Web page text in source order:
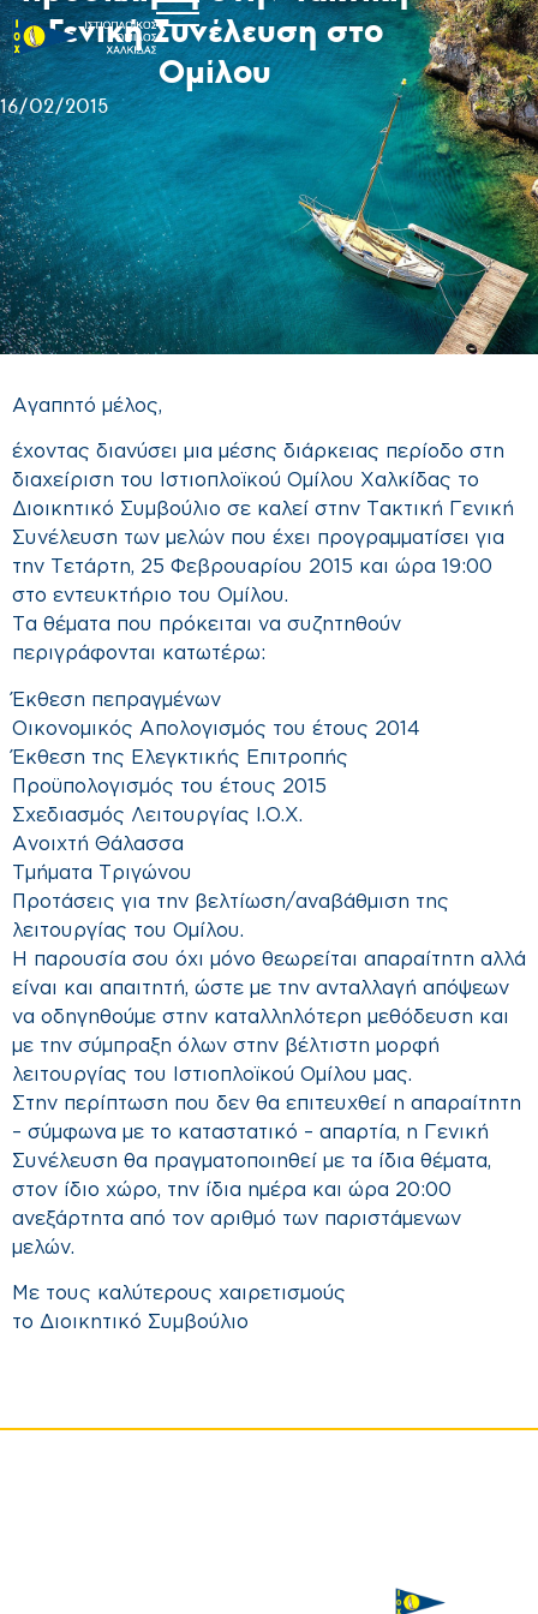
Γενική Συνέλευση στο
Ομίλου
16/02/2015
Αγαπητό μέλος,
έχοντας διανύσει μια μέσης διάρκειας περίοδο στη
διαχείριση του Ιστιοπλοϊκού Ομίλου Χαλκίδας το
Διοικητικό Συμβούλιο σε καλεί στην Τακτική Γενική
Συνέλευση των μελών που έχει προγραμματίσει για
την Τετάρτη, 25 Φεβρουαρίου 2015 και ώρα 19:00
στο εντευκτήριο του Ομίλου.
Τα θέματα που πρόκειται να συζητηθούν
περιγράφονται κατωτέρω:
Έκθεση πεπραγμένων
Οικονομικός Απολογισμός του έτους 2014
Έκθεση της Ελεγκτικής Επιτροπής
Προϋπολογισμός του έτους 2015
Σχεδιασμός Λειτουργίας Ι.Ο.Χ.
Ανοιχτή Θάλασσα
Τμήματα Τριγώνου
Προτάσεις για την βελτίωση/αναβάθμιση της
λειτουργίας του Ομίλου.
Η παρουσία σου όχι μόνο θεωρείται απαραίτητη αλλά
είναι και απαιτητή, ώστε με την ανταλλαγή απόψεων
να οδηγηθούμε στην καταλληλότερη μεθόδευση και
με την σύμπραξη όλων στην βέλτιστη μορφή
λειτουργίας του Ιστιοπλοϊκού Ομίλου μας.
Στην περίπτωση που δεν θα επιτευχθεί η απαραίτητη
– σύμφωνα με το καταστατικό – απαρτία, η Γενική
Συνέλευση θα πραγματοποιηθεί με τα ίδια θέματα,
στον ίδιο χώρο, την ίδια ημέρα και ώρα 20:00
ανεξάρτητα από τον αριθμό των παριστάμενων
μελών.
Με τους καλύτερους χαιρετισμούς
το Διοικητικό Συμβούλιο